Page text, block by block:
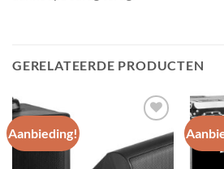
GERELATEERDE PRODUCTEN
Aanbieding!
Toevoegen